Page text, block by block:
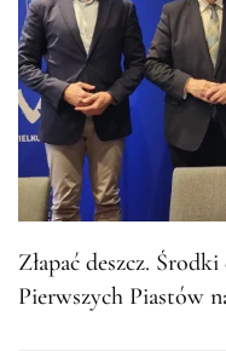
Złapać deszcz.
Pierwszych Piastów